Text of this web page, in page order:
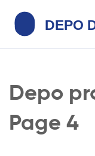
Depo
Page 4